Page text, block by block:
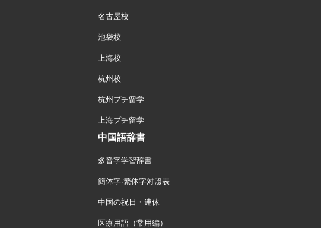
名古屋校
池袋校
上海校
杭州校
杭州プチ留学
上海プチ留学
中国語辞書
多音字学習辞書
簡体字·繁体字対照表
中国の祝日・連休
医療用語（常用編）